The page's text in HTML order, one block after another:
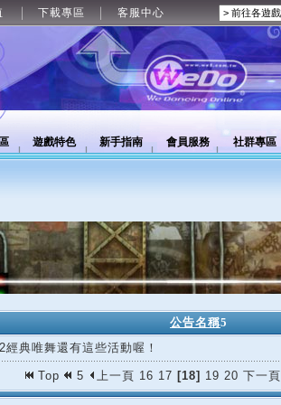
下載專區 客服中心
遊戲特色 新手指南 會員服務 社群專區
公告名稱5
經典唯舞還有這些活動喔！
Top 5 上一頁 16 17 [18] 19 20 下一頁